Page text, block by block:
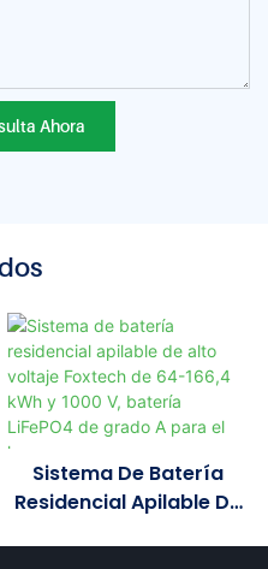
Ahora
Sistema De Batería
Residencial Apilable De